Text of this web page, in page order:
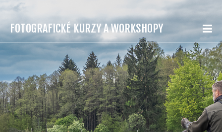
FOTOGRAFICKÉ KURZY A WORKSHOPY